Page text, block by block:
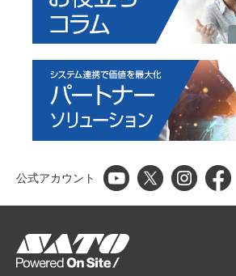
公式アカウント